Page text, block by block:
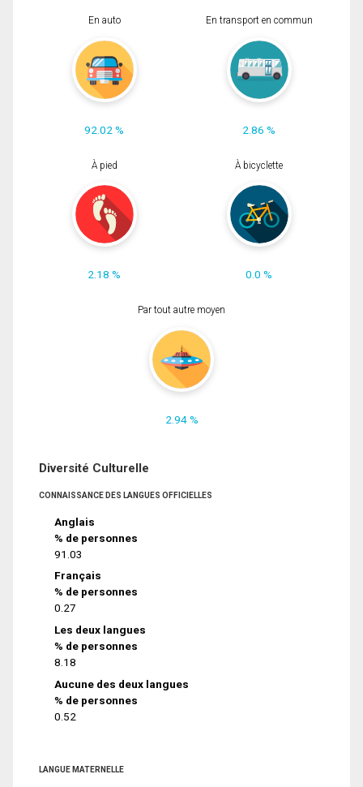
En auto
92.02 %
En transport en commun
2.86 %
À pied
2.18 %
À bicyclette
0.0 %
Par tout autre moyen
2.94 %
Diversité Culturelle
CONNAISSANCE DES LANGUES OFFICIELLES
Anglais
% de personnes
91.03
Français
% de personnes
0.27
Les deux langues
% de personnes
8.18
Aucune des deux langues
% de personnes
0.52
LANGUE MATERNELLE